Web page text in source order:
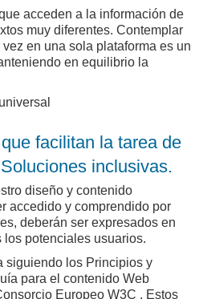
acceden a la información de
muy diferentes. Contemplar
en una sola plataforma es un
en equilibrio la
facilitan la tarea de
inclusivas.
diseño y contenido
accedido y comprendido por
deberán ser expresados en
potenciales usuarios.
siguiendo los Principios y
para el contenido Web
Europeo W3C . Estos